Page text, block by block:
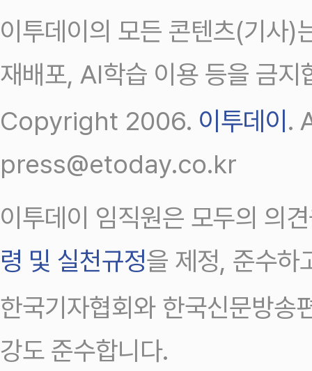
이투데이의 모든 콘텐츠(기사)
재배포, AI학습 이용 등을 금지
Copyright 2006. 이투데이.
press@etoday.co.kr
이투데이 임직원은 모두의 의
령 및 실천규정을 제정, 준수하
한국기자협회와 한국신문방송
강도 준수합니다.